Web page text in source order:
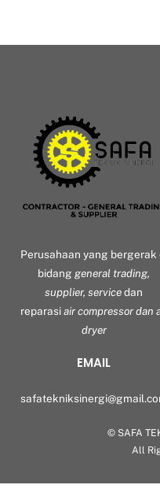
Perusahaan yang bergerak
bidang general trading,
supplier, servicedan
reparasiair compressor dan
dryer
EMAIL
© SAFA
All